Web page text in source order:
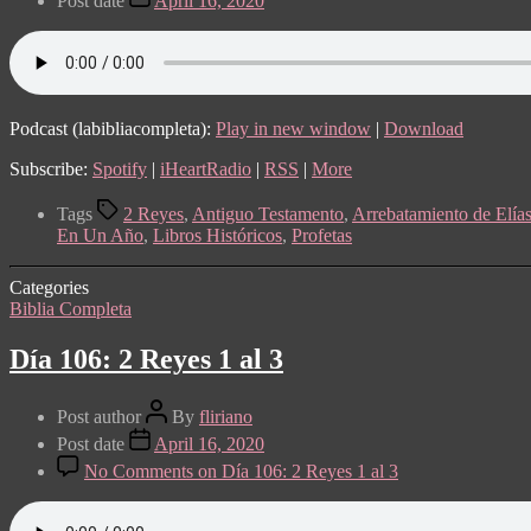
Podcast (labibliacompleta): Play in new window | Download
Subscribe: Spotify | iHeartRadio | RSS | More
Tags 2 Reyes, Antiguo Testamento, Arrebatamiento de Elías
En Un Año, Libros Históricos, Profetas
Categories
Biblia Completa
Día 106: 2 Reyes 1 al 3
Post author By fliriano
Post date
April 16, 2020
No Comments on Día 106: 2 Reyes 1 al 3